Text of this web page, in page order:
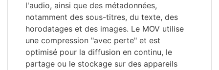
l'audio, ainsi que des métadonnées,
notamment des sous-titres, du texte, des
horodatages et des images. Le MOV utilise
une compression "avec perte" et est
optimisé pour la diffusion en continu, le
partage ou le stockage sur des appareils